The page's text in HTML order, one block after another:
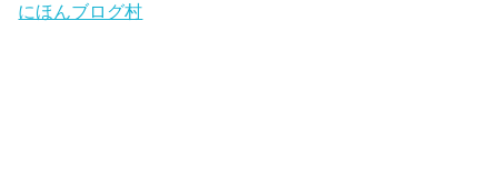
にほんブログ村